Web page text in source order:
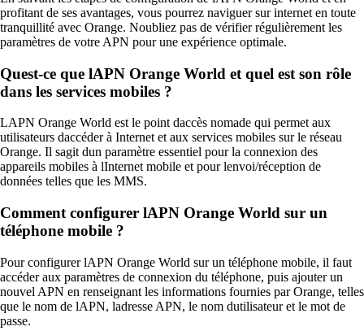
profitant de ses avantages, vous pourrez naviguer sur internet en toute
tranquillité avec Orange. Noubliez pas de vérifier régulièrement les
paramètres de votre APN pour une expérience optimale.
Quest-ce que lAPN Orange World et quel est son rôle
dans les services mobiles ?
LAPN Orange World est le point daccès nomade qui permet aux
utilisateurs daccéder à Internet et aux services mobiles sur le réseau
Orange. Il sagit dun paramètre essentiel pour la connexion des
appareils mobiles à lInternet mobile et pour lenvoi/réception de
données telles que les MMS.
Comment configurer lAPN Orange World sur un
téléphone mobile ?
Pour configurer lAPN Orange World sur un téléphone mobile, il faut
accéder aux paramètres de connexion du téléphone, puis ajouter un
nouvel APN en renseignant les informations fournies par Orange, telles
que le nom de lAPN, ladresse APN, le nom dutilisateur et le mot de
passe.